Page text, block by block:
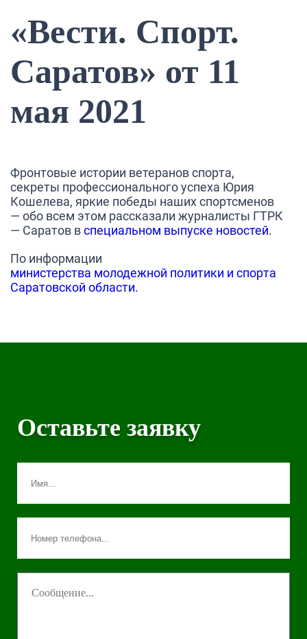
«Вести. Спорт.
Саратов» от 11
мая 2021
Фронтовые истории ветеранов спорта,
секреты профессионального успеха Юрия
Кошелева, яркие победы наших спортсменов
— обо всем этом рассказали журналисты ГТРК
— Саратов вспециальном выпуске новостей.
По информации
министерства молодежной политики и спорта
Саратовской области.
Оставьте заявку